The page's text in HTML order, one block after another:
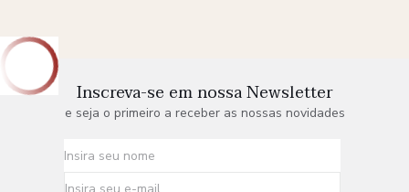
Inscreva-se em nossa Newsletter
e seja o primeiro a receber as nossas novidades